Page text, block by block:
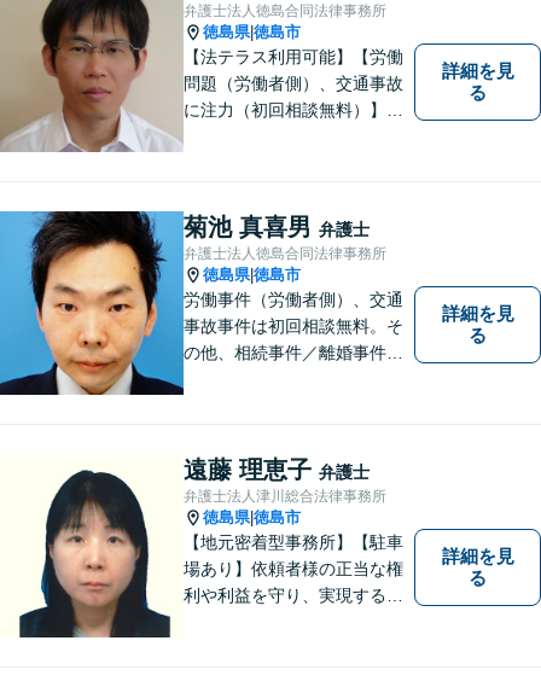
弁護士法人徳島合同法律事務所
徳島県|徳島市
【法テラス利用可能】【労働
問題（労働者側）、交通事故
に注力（初回相談無料）】市
貸借/消費者問題/離婚/相続/債
務整理など）を中心に、社会
的事件にも対応いたします。
お気軽にご相談ください。
詳細を見
る
菊池 真喜男 弁護士
弁護士法人徳島合同法律事務所
徳島県|徳島市
労働事件（労働者側）、交通
事故事件は初回相談無料。そ
の他、相続事件／離婚事件／
室対応でプライバシーが守ら
れます。【無料駐車場】
詳細を見
る
遠藤 理恵子 弁護士
弁護士法人津川総合法律事務所
徳島県|徳島市
【地元密着型事務所】【駐車
場あり】依頼者様の正当な権
利や利益を守り、実現するた
を払い、丁寧に対処してまい
詳細を見
る